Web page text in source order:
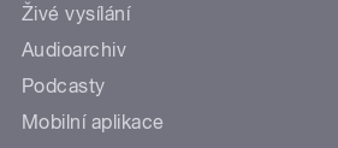
Živé vysílání
Audioarchiv
Podcasty
Mobilní aplikace